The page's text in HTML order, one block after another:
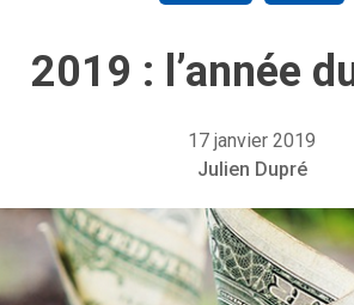
2019 : l’année
17 janvier 2019
Julien Dupré